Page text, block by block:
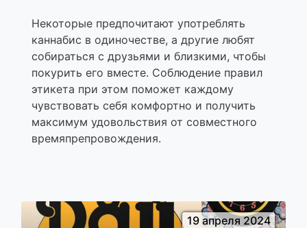
Некоторые предпочитают употреблять
каннабис в одиночестве, а другие любят
собираться с друзьями и близкими, чтобы
покурить его вместе. Соблюдение правил
этикета при этом поможет каждому
чувствовать себя комфортно и получить
максимум удовольствия от совместного
времяпрепровождения.
19 апреля 2024